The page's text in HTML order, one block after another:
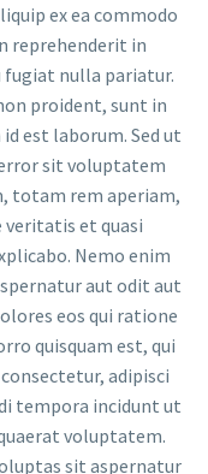
ex ea commodo
reprehenderit in
nulla pariatur.
proident, sunt in
est laborum. Sed ut
sit voluptatem
totam rem aperiam,
veritatis et quasi
Nemo enim
aut odit aut
eos qui ratione
quisquam est, qui
adipisci
tempora incidunt ut
voluptatem.
sit aspernatur